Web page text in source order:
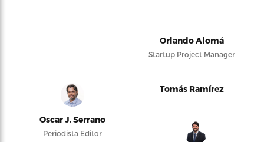
Orlando Alomá
Startup Project Manager
Oscar J. Serrano
Periodista Editor
Tomás Ramírez